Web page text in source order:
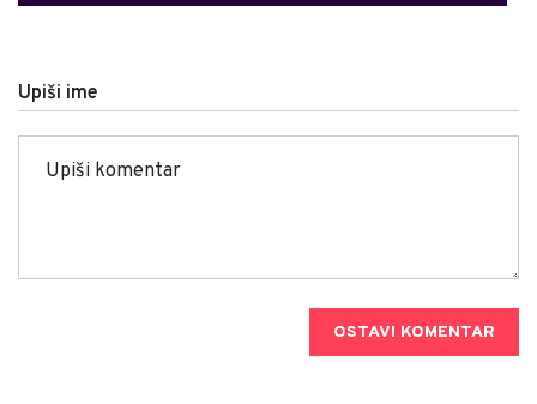
Upiši ime
OSTAVI KOMENTAR